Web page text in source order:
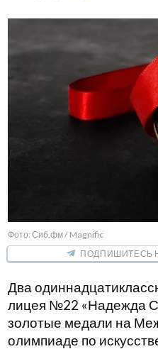
Фото: Сиб.фм / Magnific
ПОДПИШИТЕСЬ
Два
лицея №22 «Надежда
золотые медали на
олимпиаде по